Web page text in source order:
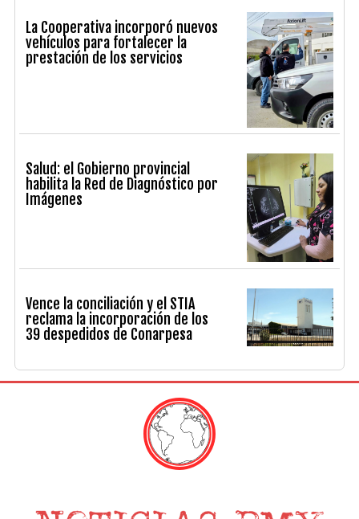
La Cooperativa incorporó nuevos
vehículos para fortalecer la
prestación de los servicios
Salud: el Gobierno provincial
habilita la Red de Diagnóstico por
Imágenes
Vence la conciliación y el STIA
reclama la incorporación de los
39 despedidos de Conarpesa